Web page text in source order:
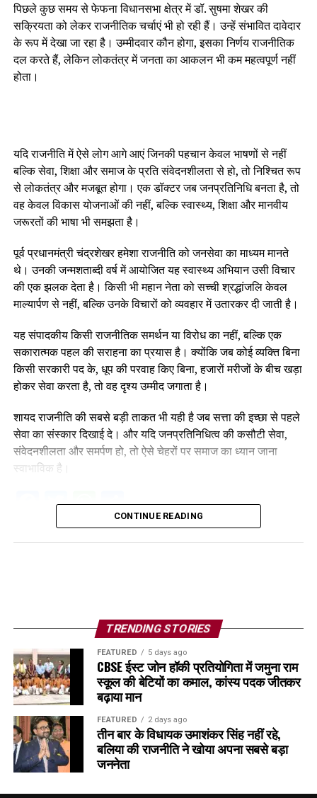
पिछले कुछ समय से फेफना विधानसभा क्षेत्र में डॉ. सुषमा शेखर की
सक्रियता को लेकर राजनीतिक चर्चाएं भी हो रही हैं। उन्हें संभावित दावेदार
के रूप में देखा जा रहा है। उम्मीदवार कौन होगा, इसका निर्णय राजनीतिक
दल करते हैं, लेकिन लोकतंत्र में जनता का आकलन भी कम महत्वपूर्ण नहीं
होता।
यदि राजनीति में ऐसे लोग आगे आएं जिनकी पहचान केवल भाषणों से नहीं
बल्कि सेवा, शिक्षा और समाज के प्रति संवेदनशीलता से हो, तो निश्चित रूप
से लोकतंत्र और मजबूत होगा। एक डॉक्टर जब जनप्रतिनिधि बनता है, तो
वह केवल विकास योजनाओं की नहीं, बल्कि स्वास्थ्य, शिक्षा और मानवीय
जरूरतों की भाषा भी समझता है।
पूर्व प्रधानमंत्री चंद्रशेखर हमेशा राजनीति को जनसेवा का माध्यम मानते
थे। उनकी जन्मशताब्दी वर्ष में आयोजित यह स्वास्थ्य अभियान उसी विचार
की एक झलक देता है। किसी भी महान नेता को सच्ची श्रद्धांजलि केवल
माल्यार्पण से नहीं, बल्कि उनके विचारों को व्यवहार में उतारकर दी जाती है।
यह संपादकीय किसी राजनीतिक समर्थन या विरोध का नहीं, बल्कि एक
सकारात्मक पहल की सराहना का प्रयास है। क्योंकि जब कोई व्यक्ति बिना
किसी सरकारी पद के, धूप की परवाह किए बिना, हजारों मरीजों के बीच खड़ा
होकर सेवा करता है, तो वह दृश्य उम्मीद जगाता है।
शायद राजनीति की सबसे बड़ी ताकत भी यही है जब सत्ता की इच्छा से पहले
सेवा का संस्कार दिखाई दे। और यदि जनप्रतिनिधित्व की कसौटी सेवा,
संवेदनशीलता और समर्पण हो, तो ऐसे चेहरों पर समाज का ध्यान जाना
स्वाभाविक है।
Facebook
Twitter
WhatsApp
Share
CONTINUE READING
TRENDING STORIES
FEATURED 5 days ago
CBSE ईस्ट जोन हॉकी प्रतियोगिता में जमुना राम
स्कूल की बेटियों का कमाल, कांस्य पदक जीतकर
बढ़ाया मान
FEATURED 2 days ago
तीन बार के विधायक उमाशंकर सिंह नहीं रहे,
बलिया की राजनीति ने खोया अपना सबसे बड़ा
जननेता